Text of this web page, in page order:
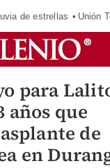
de estrellas Unión
para
años que
de
en